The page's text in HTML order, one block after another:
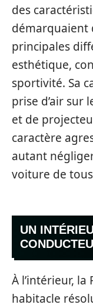
des
démarquaient
principales
esthétique,
sportivité. Sa
prise d’air sur
et de
caractère
autant
voiture de
UN
À l’intérieur,
habitacle